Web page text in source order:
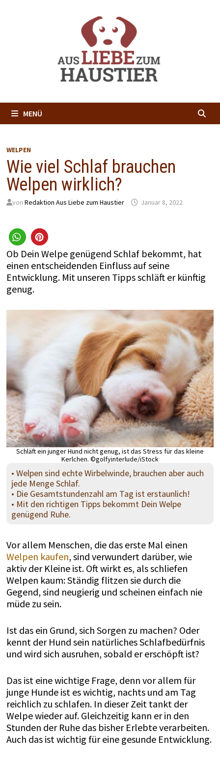
MENÜ
WELPEN
Wie viel Schlaf brauchen
Welpen wirklich?
von Redaktion Aus Liebe zum Haustier Januar 8, 2022
Ob Dein Welpe genügend Schlaf bekommt, hat
einen entscheidenden Einfluss auf seine
Entwicklung. Mit unseren Tipps schläft er künftig
genug.
Schläft ein junger Hund nicht genug, ist das Stress für das kleine
Kerlchen. ©golfyinterlude/iStock
• Welpen sind echte Wirbelwinde, brauchen aber auch
jede Menge Schlaf.
• Die Gesamtstundenzahl am Tag ist erstaunlich!
• Mit den richtigen Tipps bekommt Dein Welpe
genügend Ruhe.
Vor allem Menschen, die das erste Mal einen
Welpen kaufen, sind verwundert darüber, wie
aktiv der Kleine ist. Oft wirkt es, als schliefen
Welpen kaum: Ständig flitzen sie durch die
Gegend, sind neugierig und scheinen einfach nie
müde zu sein.
Ist das ein Grund, sich Sorgen zu machen? Oder
kennt der Hund sein natürliches Schlafbedürfnis
und wird sich ausruhen, sobald er erschöpft ist?
Das ist eine wichtige Frage, denn vor allem für
junge Hunde ist es wichtig, nachts und am Tag
reichlich zu schlafen. In dieser Zeit tankt der
Welpe wieder auf. Gleichzeitig kann er in den
Stunden der Ruhe das bisher Erlebte verarbeiten.
Auch das ist wichtig für eine gesunde Entwicklung.